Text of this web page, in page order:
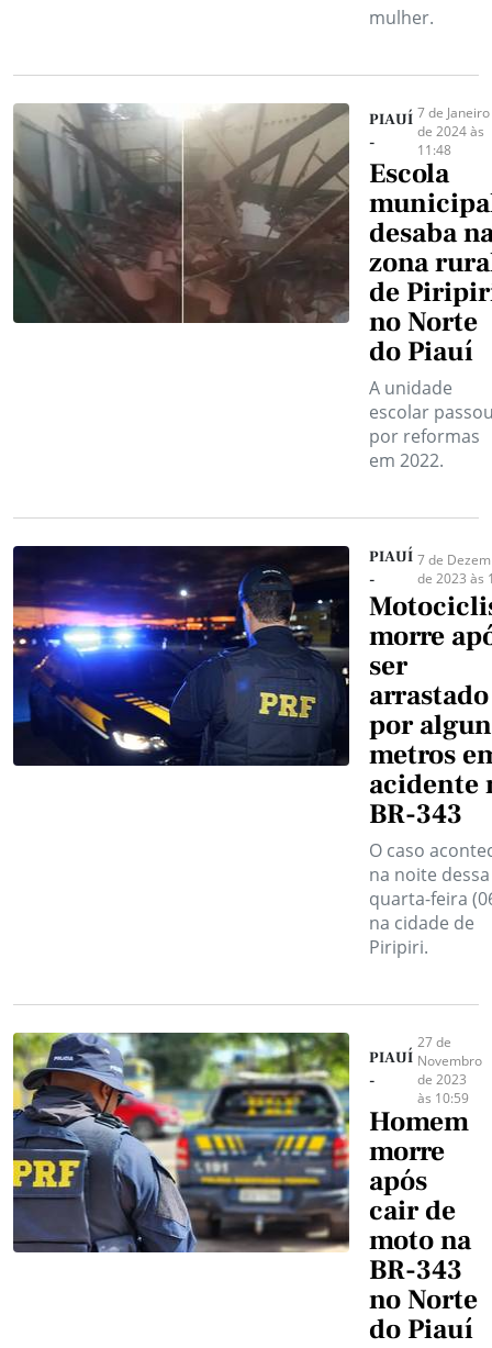
mulher.
PIAUÍ
-
7 de Janeiro
de 2024 às
11:48
Escola
desaba
zona
de
no Norte
do Piauí
A unidade
escolar
por reformas
em 2022.
PIAUÍ
-
7 de
de 2023 às
morre
ser
arrastado
por
metros
acidente
BR-343
O caso
na noite dessa
quarta-feira
na cidade de
Piripiri.
PIAUÍ
-
27 de
Novembro
de 2023
às 10:59
Homem
morre
após
cair de
moto na
BR-343
no Norte
do Piauí